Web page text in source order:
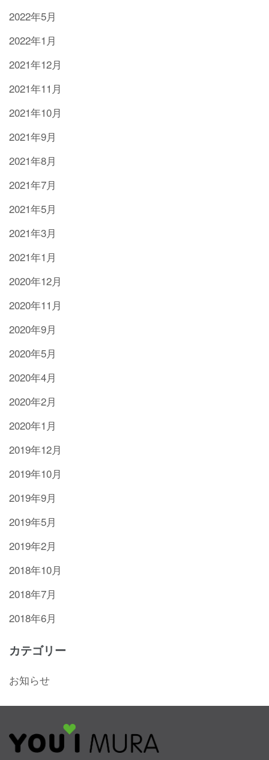
2022年5月
2022年1月
2021年12月
2021年11月
2021年10月
2021年9月
2021年8月
2021年7月
2021年5月
2021年3月
2021年1月
2020年12月
2020年11月
2020年9月
2020年5月
2020年4月
2020年2月
2020年1月
2019年12月
2019年10月
2019年9月
2019年5月
2019年2月
2018年10月
2018年7月
2018年6月
カテゴリー
お知らせ